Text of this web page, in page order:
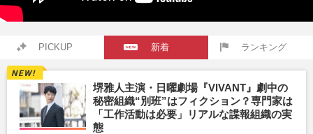
PICKUP 新着 ランキング
堺雅人主演・日曜劇場『VIVANT』劇中の
秘密組織“別班”はフィクション？専門家は
「工作活動は必要」リアルな諜報組織の実
態